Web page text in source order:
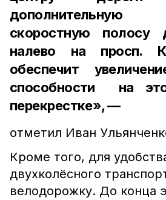
дополнительную
скоростную полосу
налево на просп.
обеспечит
способности на
перекрестке», —
отметил Иван
Кроме того, для
двухколёсного
велодорожку. До конца